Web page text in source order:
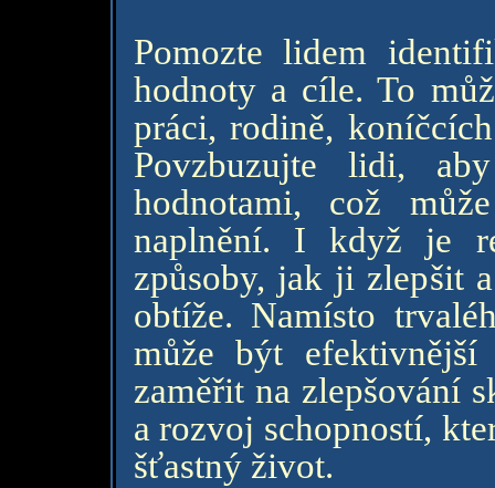
Pomozte lidem
hodnoty a cíle. To
práci, rodině,
Povzbuzujte lidi,
hodnotami, což
naplnění. I když je
způsoby, jak ji zlepšit
obtíže. Namísto
může být efektivnější
zaměřit na zlepšování
a rozvoj schopností,
šťastný život.